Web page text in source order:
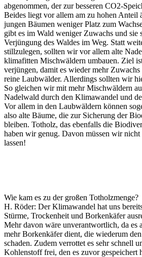
abgenommen, der zur besseren CO2-
Beides liegt vor allem am zu hohen Anteil
jungen Bäumen weniger Platz zum
gibt es im Wald weniger Zuwachs und sie
Verjüngung des Waldes im Weg. Statt
stillzulegen, sollten wir vor allem alte
klimafitten Mischwäldern umbauen. Ziel
verjüngen, damit es wieder mehr
reine Laubwälder. Allerdings sollten wir
So gleichen wir mit mehr Mischwäldern
Nadelwald durch den Klimawandel und
Vor allem in den Laubwäldern können
also alte Bäume, die zur Sicherung der
bleiben. Totholz, das ebenfalls die
haben wir genug. Davon müssen wir
lassen!
Wie kam es zu der großen Totholzmenge?
H. Röder: Der Klimawandel hat uns
Stürme, Trockenheit und Borkenkäfer
Mehr davon wäre unverantwortlich, da es
mehr Borkenkäfer dient, die wiederum
schaden. Zudem verrottet es sehr schnell
Kohlenstoff frei, den es zuvor gespeichert